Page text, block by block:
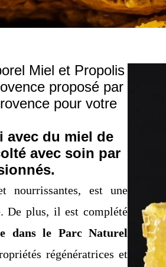
Miel et Propolis
proposé par
pour votre
avec du miel de
avec soin par
nourrissantes, est une
De plus, il est complété
dans le Parc Naturel
régénératrices et